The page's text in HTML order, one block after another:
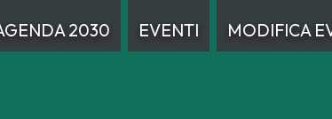
2030 EVENTI MODIFICA